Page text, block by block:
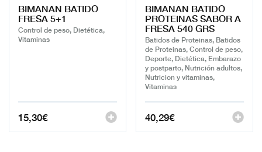
BIMANAN BATIDO
FRESA 5+1
Control de peso, Dietética,
Vitaminas
15,30€
BIMANAN BATIDO
PROTEINAS SABOR A
FRESA 540 GRS
Batidos de Proteinas, Batidos
de Proteinas, Control de peso,
Deporte, Dietética, Embarazo
y postparto, Nutrición adultos,
Nutricion y vitaminas,
Vitaminas
40,29€